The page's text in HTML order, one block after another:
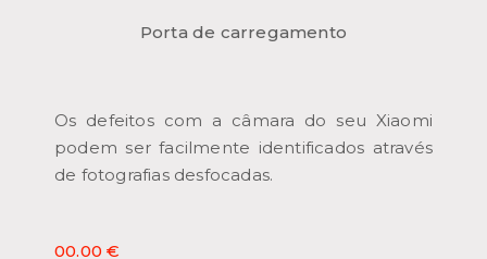
Porta de carregamento
Os defeitos com a câmara do seu Xiaomi
podem ser facilmente identificados através
de fotografias desfocadas.
00.00 €